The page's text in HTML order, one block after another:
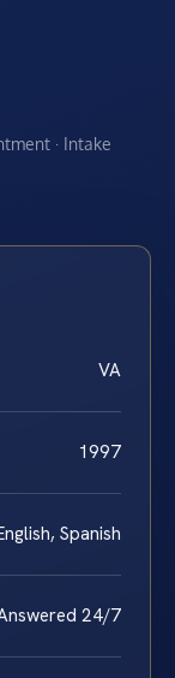
· Intake
VA
1997
Spanish
24/7